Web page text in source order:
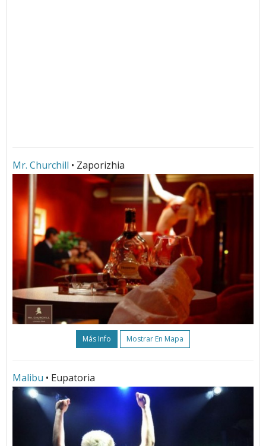
Mr. Churchill • Zaporizhia
Más Info Mostrar En Mapa
Malibu • Eupatoria